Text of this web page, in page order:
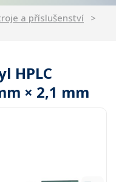
a příslušenství
HPLC
× 2,1 mm